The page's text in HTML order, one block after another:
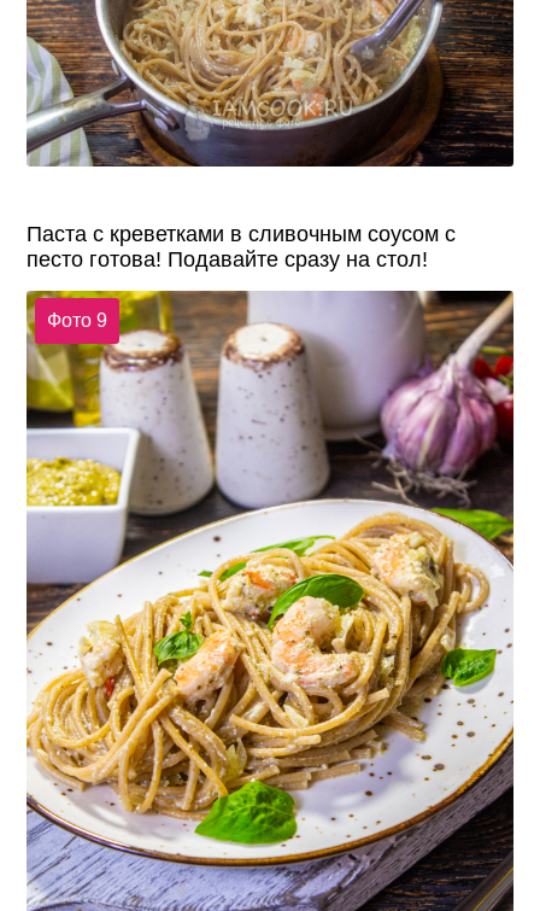
Паста с креветками в сливочным соусом с
песто готова! Подавайте сразу на стол!
Фото 9